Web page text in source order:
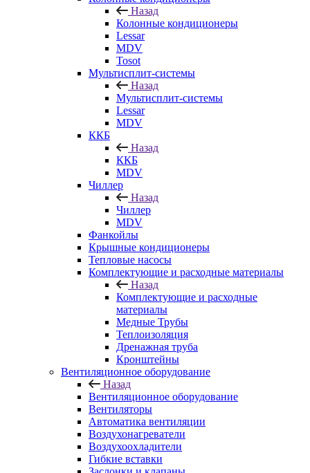
Назад
Колонные кондиционеры
Lessar
MDV
Tosot
Мультисплит-системы
Назад
Мультисплит-системы
Lessar
MDV
ККБ
Назад
ККБ
MDV
Чиллер
Назад
Чиллер
MDV
Фанкойлы
Крышные кондиционеры
Тепловые насосы
Комплектующие и расходные материалы
Назад
Комплектующие и расходные
материалы
Медные Трубы
Теплоизоляция
Дренажная труба
Кронштейны
Вентиляционное оборудование
Назад
Вентиляционное оборудование
Вентиляторы
Автоматика вентиляции
Воздухонагреватели
Воздухоохладители
Гибкие вставки